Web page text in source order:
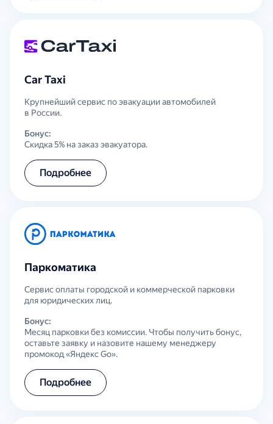
Car Taxi
Крупнейший сервис по эвакуации автомобилей
в России.
Бонус:
Скидка 5% на заказ эвакуатора.
Подробнее
Паркоматика
Сервис оплаты городской и коммерческой парковки
для юридических лиц.
Бонус:
Месяц парковки без комиссии. Чтобы получить бонус,
оставьте заявку и назовите нашему менеджеру
промокод «Яндекс Go».
Подробнее